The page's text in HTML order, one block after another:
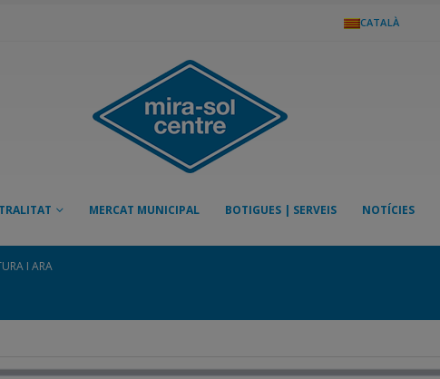
CATALÀ
MERCAT MUNICIPAL BOTIGUES | SERVEIS NOTÍCIES
I ARA